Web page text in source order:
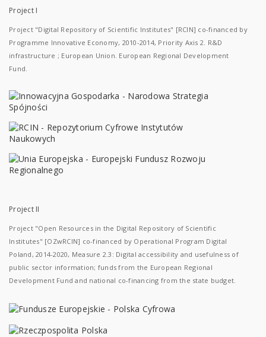
Project I
Project "Digital Repository of Scientific Institutes" [RCIN] co-financed by
Programme Innovative Economy, 2010-2014, Priority Axis 2. R&D
infrastructure ; European Union. European Regional Development
Fund.
Project II
Project "Open Resources in the Digital Repository of Scientific
Institutes" [OZwRCIN] co-financed by Operational Program Digital
Poland, 2014-2020, Measure 2.3: Digital accessibility and usefulness of
public sector information; funds from the European Regional
Development Fund and national co-financing from the state budget.